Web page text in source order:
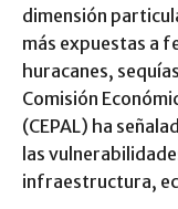
dimensión
más expuestas a
huracanes,
Comisión
(CEPAL) ha
las
infraestructura,